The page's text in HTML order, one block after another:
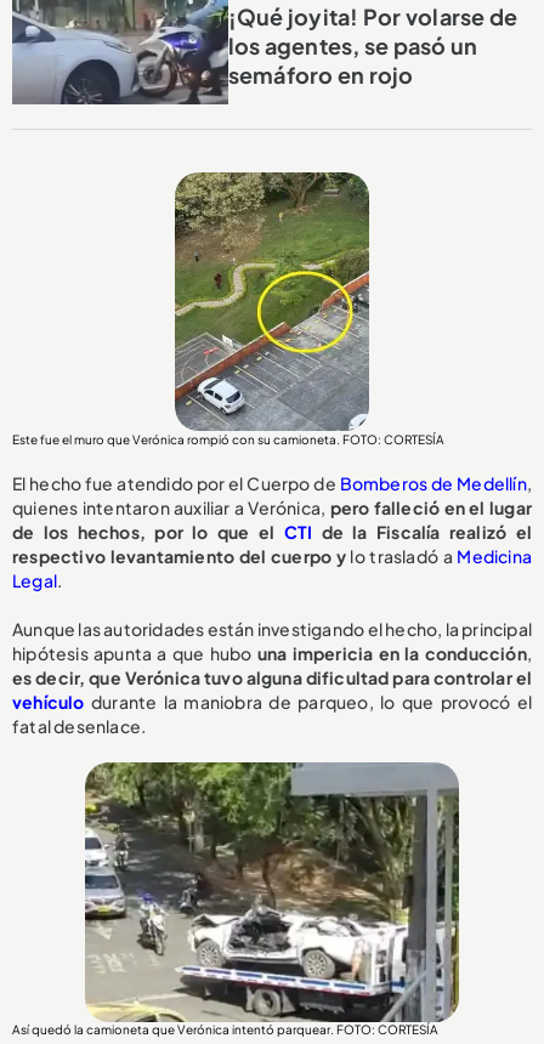
¡Qué joyita! Por volarse de
los agentes, se pasó un
semáforo en rojo
Este fue el muro que Verónica rompió con su camioneta. FOTO: CORTESÍA
El hecho fue atendido por el Cuerpo de Bomberos de Medellín,
quienes intentaron auxiliar a Verónica, pero falleció en el lugar
de los hechos, por lo que el CTI de la Fiscalía realizó el
respectivo levantamiento del cuerpo y lo trasladó a Medicina
Legal.
Aunque las autoridades están investigando el hecho, la principal
hipótesis apunta a que hubo una impericia en la conducción,
es decir, que Verónica tuvo alguna dificultad para controlar el
vehículo durante la maniobra de parqueo, lo que provocó el
fatal desenlace.
Así quedó la camioneta que Verónica intentó parquear. FOTO: CORTESÍA